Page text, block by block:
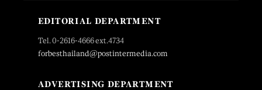
EDITORIAL DEPARTMENT
Tel. 0-2616-4666 ext.4734
forbesthailand@postintermedia.com
ADVERTISING DEPARTMENT